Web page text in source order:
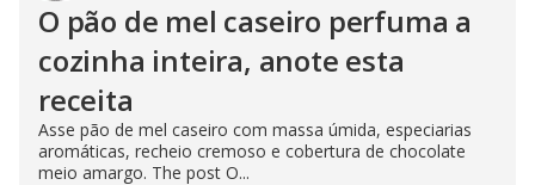
O pão de mel caseiro perfuma a
cozinha inteira, anote esta
receita
Asse pão de mel caseiro com massa úmida, especiarias
aromáticas, recheio cremoso e cobertura de chocolate
meio amargo. The post O...